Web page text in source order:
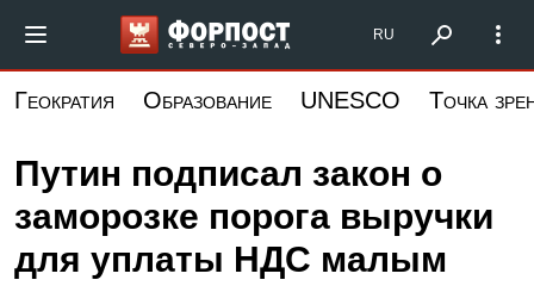
основному
Форпост Северо-Запад
RU
Геократия Образование UNESCO Точка
Путин подписал закон о
заморозке порога выручки
для уплаты НДС малым